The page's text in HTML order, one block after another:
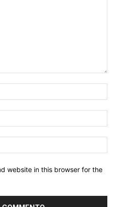
website in this browser for the